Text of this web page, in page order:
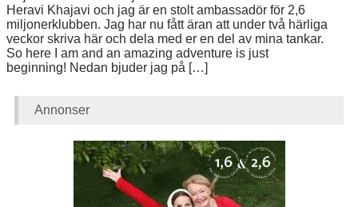
Heravi Khajavi och jag är en stolt ambassadör för 2,6
miljonerklubben. Jag har nu fått äran att under två härliga
veckor skriva här och dela med er en del av mina tankar.
So here I am and an amazing adventure is just
beginning! Nedan bjuder jag på […]
Annonser